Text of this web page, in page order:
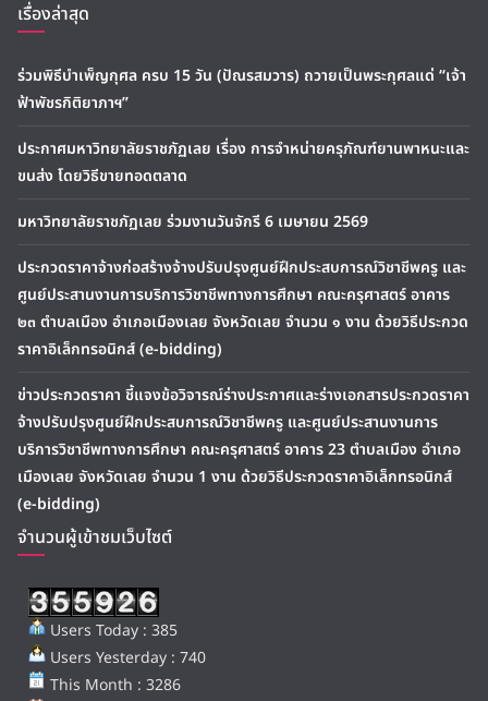
เรื่องล่าสุด
ร่วมพิธีบำเพ็ญกุศล ครบ 15 วัน (ปัณรสมวาร) ถวายเป็นพระกุศลแด่ “เจ้า
ฟ้าพัชรกิติยาภาฯ”
ประกาศมหาวิทยาลัยราชภัฏเลย เรื่อง การจำหน่ายครุภัณฑ์ยานพาหนะและ
ขนส่ง โดยวิธีขายทอดตลาด
มหาวิทยาลัยราชภัฏเลย ร่วมงานวันจักรี 6 เมษายน 2569
ประกวดราคาจ้างก่อสร้างจ้างปรับปรุงศูนย์ฝึกประสบการณ์วิชาชีพครู และ
ศูนย์ประสานงานการบริการวิชาชีพทางการศึกษา คณะครุศาสตร์ อาคาร
๒๓ ตำบลเมือง อำเภอเมืองเลย จังหวัดเลย จำนวน ๑ งาน ด้วยวิธีประกวด
ราคาอิเล็กทรอนิกส์ (e-bidding)
ข่าวประกวดราคา ชี้แจงข้อวิจารณ์ร่างประกาศและร่างเอกสารประกวดราคา
จ้างปรับปรุงศูนย์ฝึกประสบการณ์วิชาชีพครู และศูนย์ประสานงานการ
บริการวิชาชีพทางการศึกษา คณะครุศาสตร์ อาคาร 23 ตำบลเมือง อำเภอ
เมืองเลย จังหวัดเลย จำนวน 1 งาน ด้วยวิธีประกวดราคาอิเล็กทรอนิกส์
(e-bidding)
จำนวนผู้เข้าชมเว็บไซต์
Users Today : 385
Users Yesterday : 740
This Month : 3286